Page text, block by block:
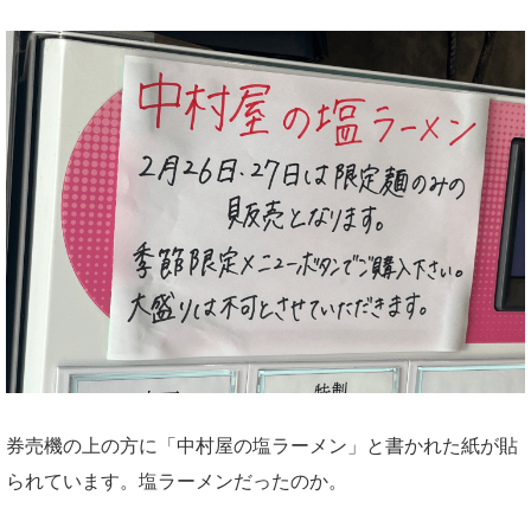
券売機の上の方に「中村屋の塩ラーメン」と書かれた紙が貼
られています。塩ラーメンだったのか。